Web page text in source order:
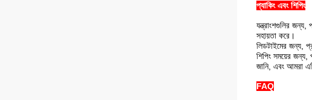
প্যাকিং এবং শিপিং
যন্ত্রাংশগুলির
সহায়তা করে।
লিডটাইমের জন্য,
শিপিং সময়ের জন্য,
জানি, এবং আমরা
FAQ